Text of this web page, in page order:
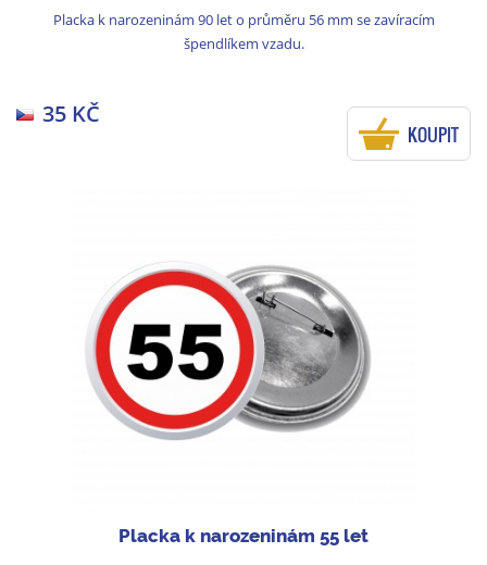
Placka k narozeninám 90 let o průměru 56 mm se zavíracím
špendlíkem vzadu.
35 KČ
KOUPIT
Placka k narozeninám 55 let